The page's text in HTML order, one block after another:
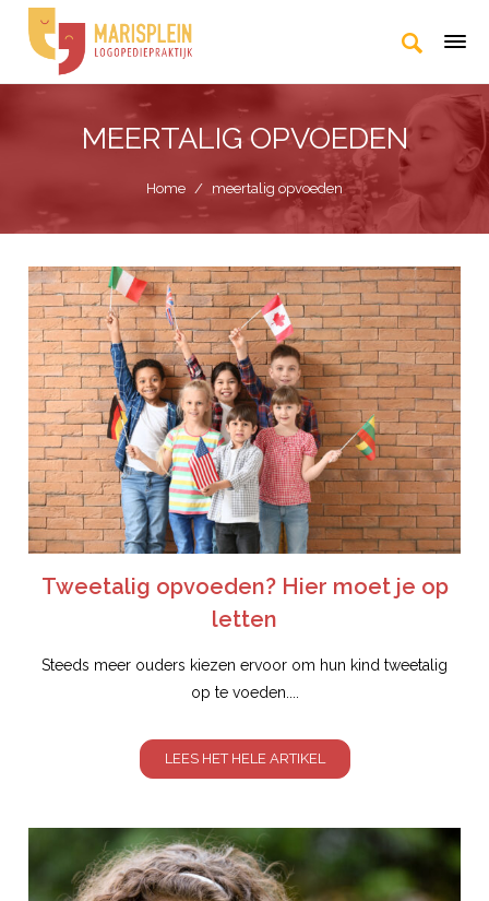
MEERTALIG OPVOEDEN
Home / meertalig opvoeden
Tweetalig opvoeden? Hier moet je op
letten
Steeds meer ouders kiezen ervoor om hun kind tweetalig
op te voeden....
LEES HET HELE ARTIKEL